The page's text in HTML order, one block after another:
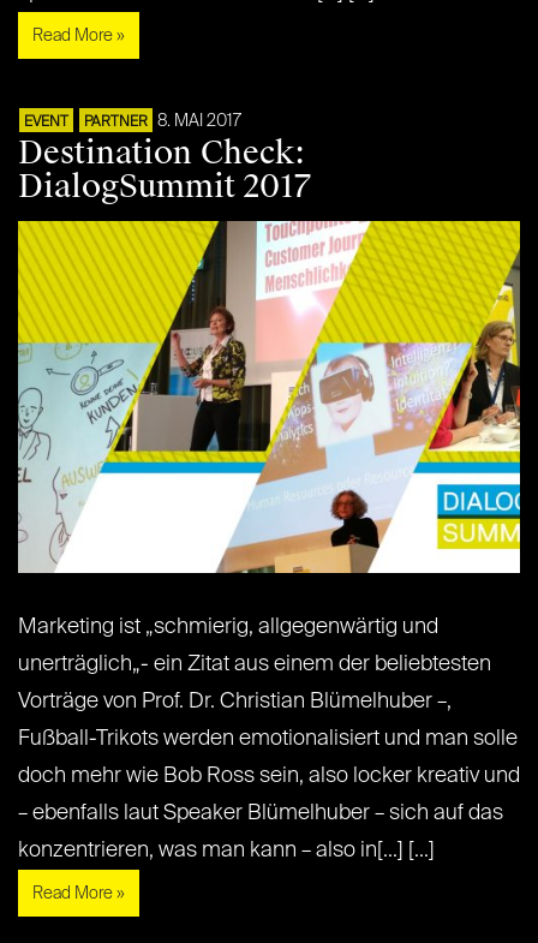
Read More »
EVENT PARTNER 8. MAI 2017
Destination Check:
DialogSummit 2017
Marketing ist „schmierig, allgegenwärtig und
unerträglich„- ein Zitat aus einem der beliebtesten
Vorträge von Prof. Dr. Christian Blümelhuber –,
Fußball-Trikots werden emotionalisiert und man solle
doch mehr wie Bob Ross sein, also locker kreativ und
– ebenfalls laut Speaker Blümelhuber – sich auf das
konzentrieren, was man kann – also in[...] [...]
Read More »